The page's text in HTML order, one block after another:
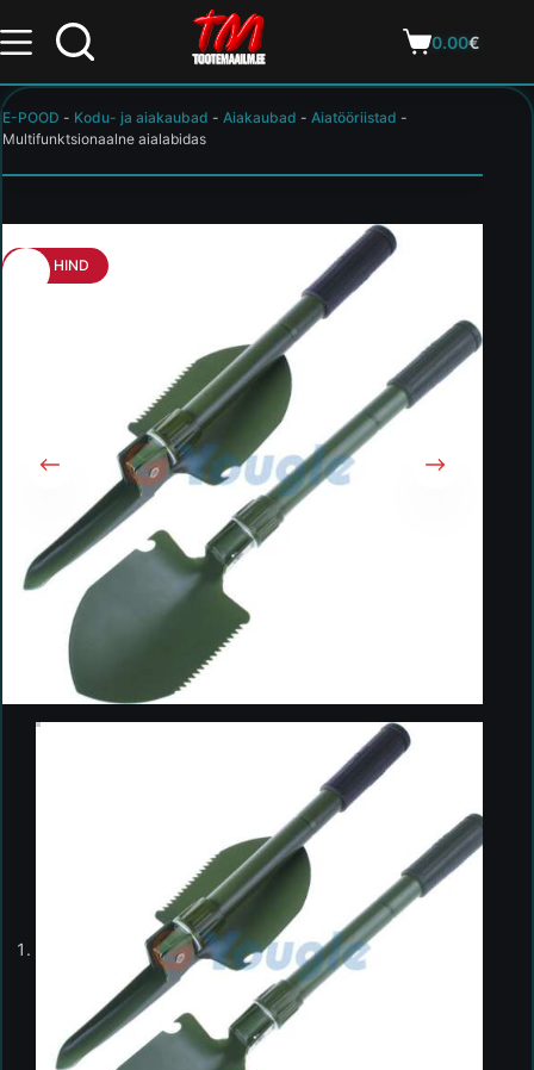
0.00€
E-POOD - Kodu- ja aiakaubad - Aiakaubad - Aiatööriistad -
Multifunktsionaalne aialabidas
HEA HIND